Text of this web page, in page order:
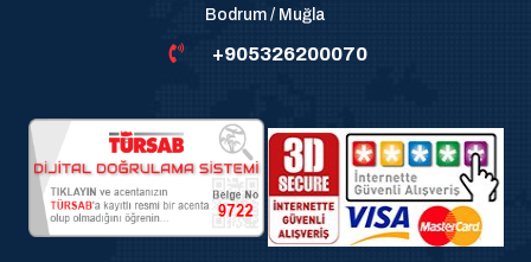
Bodrum / Muğla
+905326200070